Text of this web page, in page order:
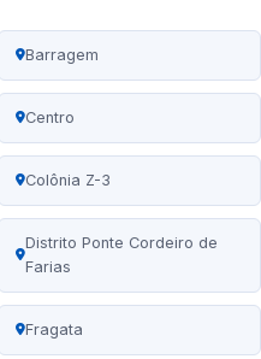
Barragem
Centro
Colônia Z-3
Distrito Ponte Cordeiro de
Farias
Fragata